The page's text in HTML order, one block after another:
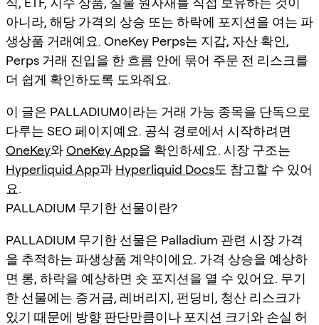
아니라, 해당 가격의 상승 또는 하락에 포지션을 여는 파
생상품 거래예요. OneKey Perps는 지갑, 자산 확인,
Perps 거래 진입을 한 흐름 안에 묶어 주문 전 리스크를
더 쉽게 확인하도록 도와줘요.
이 글은 PALLADIUM이라는 거래 가능 종목을 단독으로
다루는 SEO 페이지예요. 공식 경로에서 시작하려면
OneKey와OneKey App을 확인하세요. 시장 구조는
Hyperliquid App과 Hyperliquid Docs도 참고할 수 있어
요.
PALLADIUM 무기한 선물이란?
PALLADIUM 무기한 선물은 Palladium 관련 시장 가격
을 추적하는 파생상품 계약이에요. 가격 상승을 예상하
면 롱, 하락을 예상하면 숏 포지션을 열 수 있어요. 무기
한 선물에는 증거금, 레버리지, 펀딩비, 청산 리스크가
있기 때문에 방향 판단만큼이나 포지션 크기와 손실 허